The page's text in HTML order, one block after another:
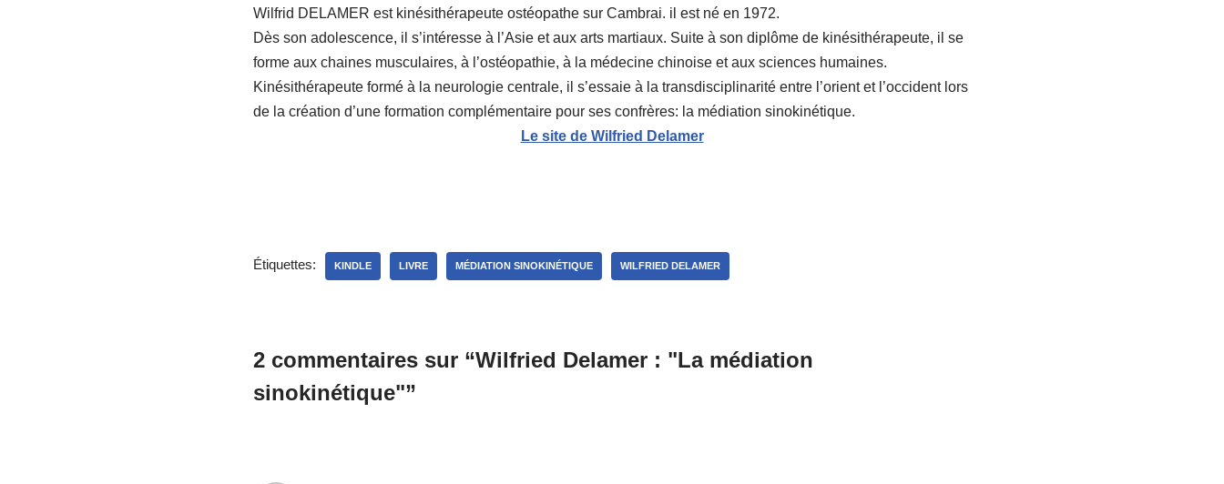
Wilfrid DELAMER est kinésithérapeute ostéopathe sur Cambrai. il est né en 1972.
Dès son adolescence, il s’intéresse à l’Asie et aux arts martiaux. Suite à son diplôme de kinésithérapeute, il se
forme aux chaines musculaires, à l’ostéopathie, à la médecine chinoise et aux sciences humaines.
Kinésithérapeute formé à la neurologie centrale, il s’essaie à la transdisciplinarité entre l’orient et l’occident lors
de la création d’une formation complémentaire pour ses confrères: la médiation sinokinétique.
Le site de Wilfried Delamer
Étiquettes: KINDLE LIVRE MÉDIATION SINOKINÉTIQUE WILFRIED DELAMER
2 commentaires sur “Wilfried Delamer : "La médiation
sinokinétique"”